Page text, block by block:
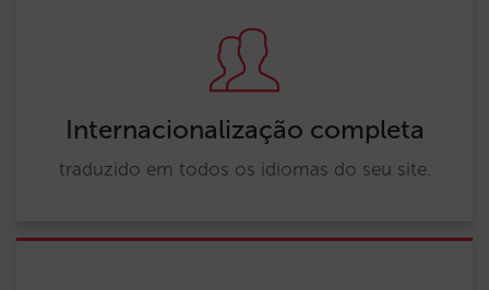
Internacionalização completa
traduzido em todos os idiomas do seu site.